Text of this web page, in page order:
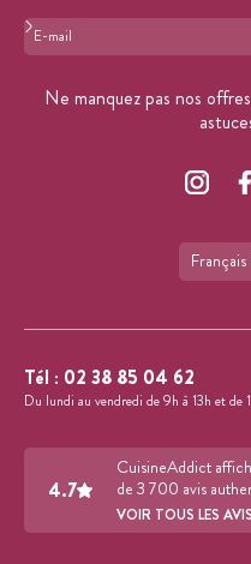
Format : adresse@email.com
Ne manquez pas nos
Tél : 02 38 85 04 62
Du lundi au vendredi de 9h à 13h et de
4.7
CuisineAddict
de 3 700 avis
VOIR TOUS LES AVIS